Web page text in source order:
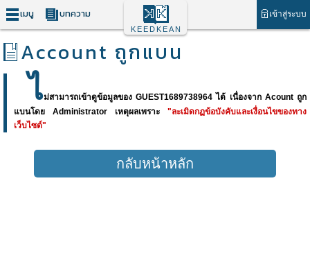
เมนู บทความ เข้าสู่ระบบ
KEEDKEAN
Account ถูกแบน
ไม่สามารถเข้าดูข้อมูลของ GUEST1689738964 ได้ เนื่องจาก Acount ถูก
แบนโดย Administrator เหตุผลเพราะ "ละเมิดกฏข้อบังคับและเงื่อนไขของทาง
เว็บไซต์"